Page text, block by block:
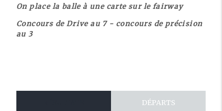
On place la balle à une carte sur le fairway
Concours de Drive au 7 - concours de précision
au 3
DÉPARTS